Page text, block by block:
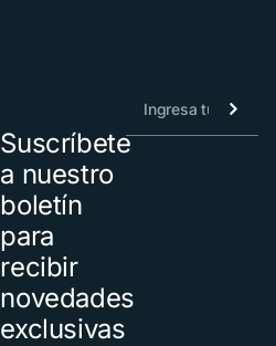
Suscríbete
a nuestro
boletín
para
recibir
novedades
exclusivas
Alternative: